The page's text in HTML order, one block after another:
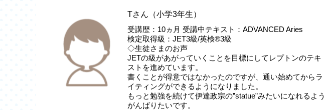
Tさん（小学3年生）
受講歴：10ヵ月 受講中テキスト：ADVANCED Aries
検定取得級：JET3級/英検®3級
◇生徒さまのお声
JETの級があがっていくことを目標にしてレプトンのテキ
ストを進めています。
書くことが得意ではなかったのですが、通い始めてからラ
イティングができるようになりました。
もっと勉強を続けて伊達政宗の”statue”みたいになれるよう
がんばりたいです。